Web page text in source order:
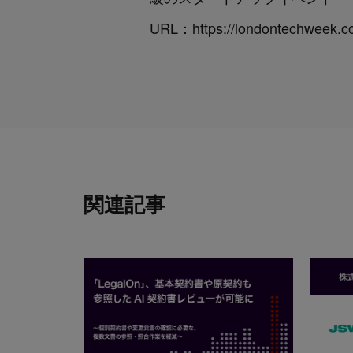
URL： https://
関連記事